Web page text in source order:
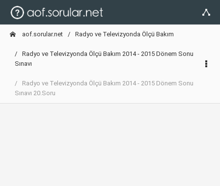
aof.sorular.net Radyo ve Televizyonda Ölçü Bakım
Radyo ve Televizyonda Ölçü Bakım 2014 - 2015 Dönem Sonu
Sınavı
Radyo ve Televizyonda Ölçü Bakım 2014 - 2015 Dönem Sonu
Sınavı 20.Soru